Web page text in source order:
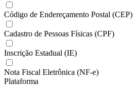
Código de Endereçamento Postal (CEP)
Cadastro de Pessoas Físicas (CPF)
Inscrição Estadual (IE)
Nota Fiscal Eletrônica (NF-e)
Plataforma